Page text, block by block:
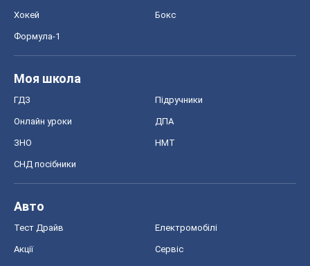
Хокей Бокс
Формула-1
Моя школа
ГДЗ Підручники
Онлайн уроки ДПА
ЗНО НМТ
СНД посібники
Авто
Тест Драйв Електромобілі
Акції Сервіс